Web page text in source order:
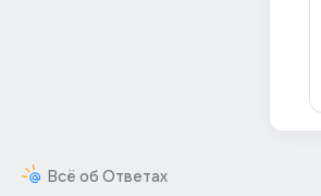
Всё об Ответах